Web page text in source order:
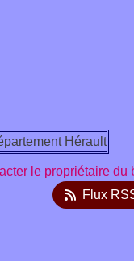
le propriétaire du
Flux